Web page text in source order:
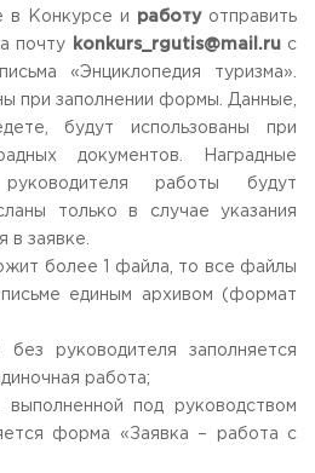
в Конкурсе и работуотправить
почту konkurs_ rgutis@mail .ru с
«Энциклопедия туризма».
при заполнении формы. Данные,
будут использованы при
документов. Наградные
работы будут
только в случае указания
заявке.
более 1 файла, то все файлы
единым архивом (формат
руководителя заполняется
работа;
под руководством
форма «Заявка – работа с